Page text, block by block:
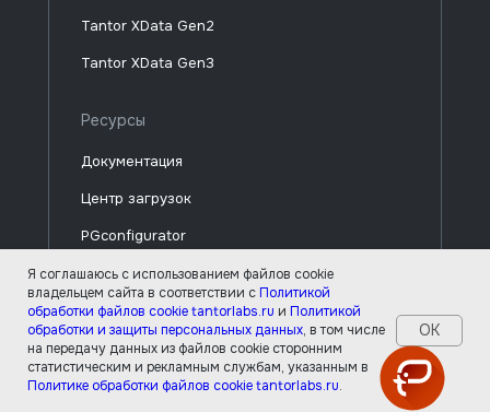
Я соглашаюсь с использованием файлов cookie
владельцем сайта в соответствии с Политикой
обработки файлов cookie tantorlabs.ru и Политикой
обработки и защиты персональных данных, в том числе
на передачу данных из файлов cookie сторонним
статистическим и рекламным службам, указанным в
Политике обработки файлов cookie tantorlabs.ru.
ОК
Ресурсы
Компания
Tantor XData Gen3
Tantor XData Gen2
Центр загрузок
PGconfigurator
О компании
Новости
Документация